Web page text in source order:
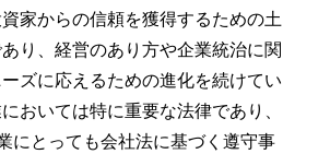
家からの信頼を獲得するための土
り、経営のあり方や企業統治に関
ズに応えるための進化を続けてい
おいては特に重要な法律であり、
にとっても会社法に基づく遵守事